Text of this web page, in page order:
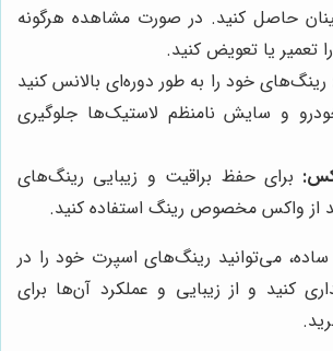
حاصل کنید. در صورت مشاهده هرگونه
تعمیر یا تعویض کنید.
رینگ‌های خود را به طور دوره‌ای بالانس کنید
و سایش نامنظم لاستیک‌ها جلوگیری
برای حفظ براقیت و زیبایی رینگ‌های
از واکس مخصوص رینگ استفاده کنید.
می‌توانید رینگ‌های اسپرت خود را در
کنید و از زیبایی و عملکرد آن‌ها برای